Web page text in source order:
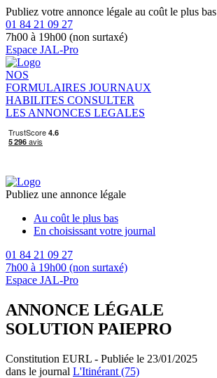
Publiez votre annonce légale au coût le plus bas
01 84 21 09 27
7h00 à 19h00 (non surtaxé)
Espace JAL-Pro
NOS
FORMULAIRES JOURNAUX
HABILITES CONSULTER
LES ANNONCES LEGALES
Publiez une annonce légale
Au coût le plus bas
En choisissant votre journal
01 84 21 09 27
7h00 à 19h00 (non surtaxé)
Espace JAL-Pro
ANNONCE LÉGALE
SOLUTION PAIEPRO
Constitution EURL - Publiée le 23/01/2025
dans le journal L'Itinérant (75)